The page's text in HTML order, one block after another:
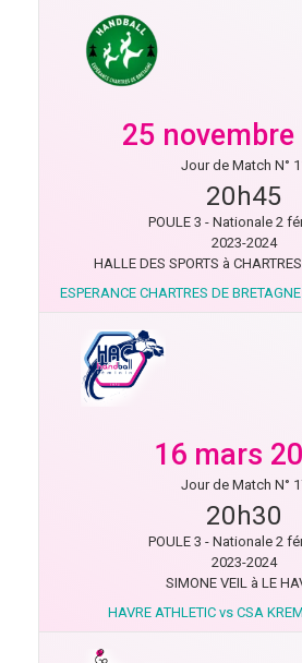
25 novembre
Jour de Match N°
20h45
POULE 3 - Nationale 2
2023-2024
HALLE DES SPORTS à
ESPERANCE CHARTRES DE
16 mars
Jour de Match N°
20h30
POULE 3 - Nationale 2
2023-2024
SIMONE VEIL à LE
HAVRE ATHLETIC vs CSA